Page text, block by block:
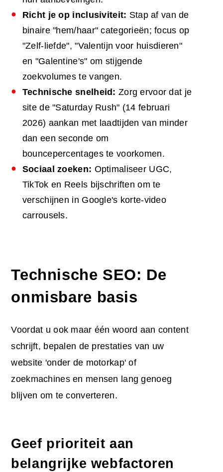
Richt je op inclusiviteit: Stap af van de
binaire "hem/haar" categorieën; focus op
"Zelf-liefde", "Valentijn voor huisdieren"
en "Galentine's" om stijgende
zoekvolumes te vangen.
Technische snelheid: Zorg ervoor dat je
site de "Saturday Rush" (14 februari
2026) aankan met laadtijden van minder
dan een seconde om
bouncepercentages te voorkomen.
Sociaal zoeken: Optimaliseer UGC,
TikTok en Reels bijschriften om te
verschijnen in Google's korte-video
carrousels.
Technische SEO: De
onmisbare basis
Voordat u ook maar één woord aan content
schrijft, bepalen de prestaties van uw
website 'onder de motorkap' of
zoekmachines en mensen lang genoeg
blijven om te converteren.
Geef prioriteit aan
belangrijke webfactoren